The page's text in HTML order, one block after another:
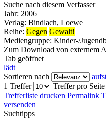
Suche nach diesem Verfasser
Jahr: 2006
Verlag: Bindlach, Loewe
Reihe: Gegen Gewalt!
Mediengruppe: Kinder-/
Zum Download von externem
Tab geöffnet
lädt
Sortieren nach
1 Treffer
Treffer pro Seite
Trefferliste drucken Permalink
versenden
Suchtipps